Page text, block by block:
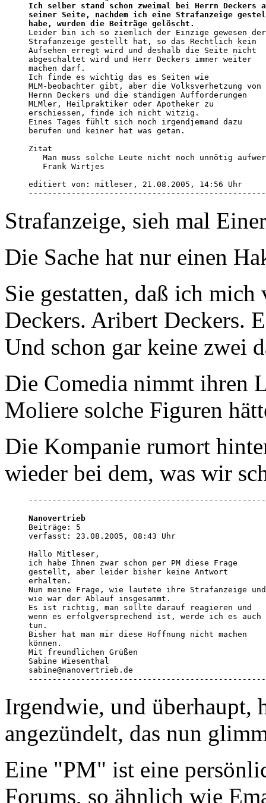
Ich selber stand schon zweimal bei Herrn Deckers
seiner Seite, nachdem ich eine Strafanzeige
habe, wurden die Beiträge gelöscht.
Leider bin ich so ziemlich der Einzige gewesen der
Strafanzeige gestellt hat, so das Rechtlich kein
Aufsehen erregt wird und deshalb die Seite nicht
abgeschaltet wird und Herr Deckers immer weiter
machen darf.
Ich finde es wichtig das es Seiten wie
MLM-beobachter gibt, aber die Volksverhetzung von
Hernn Deckers und die ständigen Aufforderungen
MLMler, Heilpraktiker oder Apotheker zu
erschiessen, finde ich nicht witzig.
Eines Tages fühlt sich noch irgendjemand dazu
berufen und keiner hat was getan.
Zitat
Man muss solche Leute nicht noch unnötig
   Frank Wirtjes
editiert von: mitleser, 21.08.2005, 14:56 Uhr
Strafanzeige, sieh mal
Die Sache hat nur einen
Sie gestatten, daß ich
Deckers. Aribert Deckers.
Und schon gar keine zwei
Die Comedia nimmt ihren
Moliere solche Figuren
Die Kompanie rumort
wieder bei dem, was wir
Nanovertrieb
Beiträge: 5
verfasst: 23.08.2005, 08:43 Uhr
Hallo Mitleser,
ich habe Ihnen zwar schon per PM diese Frage
gestellt, aber leider bisher keine Antwort
erhalten.
Nun meine Frage, wie lautete ihre Strafanzeige
wie war der Ablauf insgesammt.
Es ist richtig, man sollte darauf reagieren und
wenn es erfolgversprechend ist, werde ich es auch
tun.
Bisher hat man mir diese Hoffnung nicht machen
können.
Mit freundlichen Grüßen
Sabine Wiesenthal
sabine@nanovertrieb.de
Irgendwie, und überhaupt,
angezündelt, das nun
Eine "PM" ist eine
Forums, so ähnlich wie